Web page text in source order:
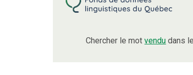
Chercher le motvendu dans